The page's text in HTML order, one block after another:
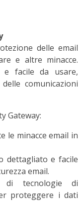
delle email
e altre minacce.
e facile da usare,
comunicazioni
Gateway:
le minacce email in
dettagliato e facile
email.
di tecnologie di
proteggere i dati